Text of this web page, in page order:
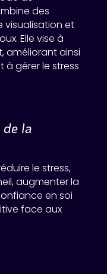
des
visualisation et
Elle vise à
améliorant ainsi
gérer le stress
de la
le stress,
augmenter la
en soi
face aux